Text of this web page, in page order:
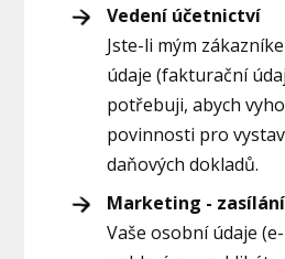
Vedení účetnictví
Jste-li mým
údaje (fakturační
potřebuji, abych
povinnosti pro
daňových dokladů.
Marketing -
Vaše osobní údaje